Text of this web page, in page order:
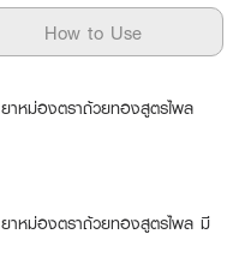
How to Use
ยาหม่องตราถ้วยทองสูตรไพล
ยาหม่องตราถ้วยทองสูตรไพล มี